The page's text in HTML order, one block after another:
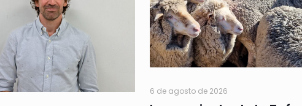
6 de agosto de 2026